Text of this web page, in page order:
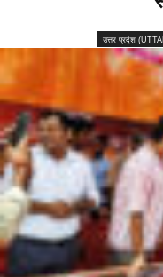
उत्तर प्रदेश